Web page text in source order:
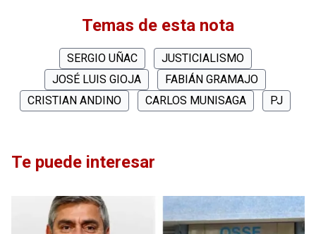
Temas de esta nota
SERGIO UÑAC
JUSTICIALISMO
JOSÉ LUIS GIOJA
FABIÁN GRAMAJO
CRISTIAN ANDINO
CARLOS MUNISAGA PJ
Te puede interesar